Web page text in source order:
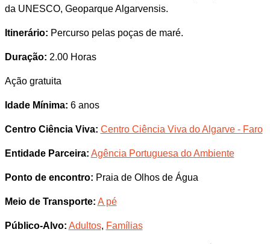
da UNESCO, Geoparque Algarvensis.
Itinerário: Percurso pelas poças de maré.
Duração: 2.00 Horas
Ação gratuita
Idade Mínima: 6 anos
Centro Ciência Viva: Centro Ciência Viva do Algarve - Faro
Entidade Parceira: Agência Portuguesa do Ambiente
Ponto de encontro: Praia de Olhos de Água
Meio de Transporte: A pé
Público-Alvo: Adultos, Famílias